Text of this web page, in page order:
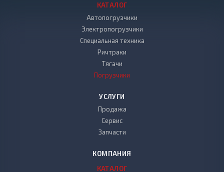
КАТАЛОГ
Автопогрузчики
Электропогрузчики
Специальная техника
Ричтраки
Тягачи
Погрузчики
УСЛУГИ
Продажа
Сервис
Запчасти
КОМПАНИЯ
КАТАЛОГ